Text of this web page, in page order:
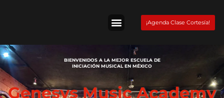
¡Agenda Clase Cortesía!
BIENVENIDOS A LA MEJOR ESCUELA DE
INICIACIÓN MUSICAL EN MÉXICO
Genesys Music Academy